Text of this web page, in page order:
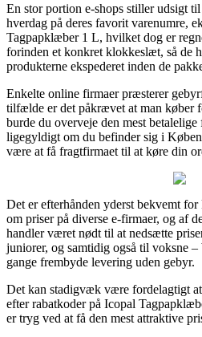
En stor portion e-shops stiller udsigt
hverdag på deres favorit varenumre,
Tagpapklæber 1 L, hvilket dog er
forinden et konkret klokkeslæt, så de
produkterne ekspederet inden de
Enkelte online firmaer præsterer
tilfælde er det påkrævet at man køber
burde du overveje den mest
ligegyldigt om du befinder sig i
være at få fragtfirmaet til at køre din
Det er efterhånden yderst bekvemt
om priser på diverse e-firmaer, og af
handler været nødt til at nedsætte
juniorer, og samtidig også til voksne
gange frembyde levering uden gebyr.
Det kan stadigvæk være fordelagtigt
efter rabatkoder på Icopal
er tryg ved at få den mest attraktive